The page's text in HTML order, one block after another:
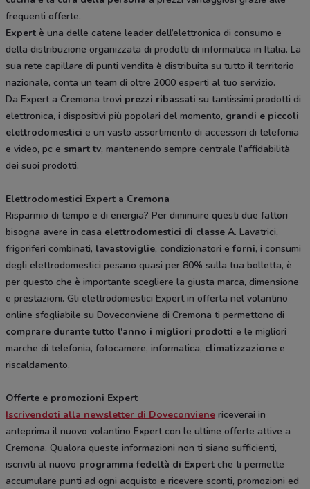
frequenti offerte.
Expert è una delle catene leader dell’elettronica di consumo e
della distribuzione organizzata di prodotti di informatica in Italia. La
sua rete capillare di punti vendita è distribuita su tutto il territorio
nazionale, conta un team di oltre 2000 esperti al tuo servizio.
Da Expert a Cremona trovi prezzi ribassati su tantissimi prodotti di
elettronica, i dispositivi più popolari del momento, grandi e piccoli
elettrodomestici e un vasto assortimento di accessori di telefonia
e video, pc e smart tv, mantenendo sempre centrale l’affidabilità
dei suoi prodotti.
Elettrodomestici Expert a Cremona
Risparmio di tempo e di energia? Per diminuire questi due fattori
bisogna avere in casa elettrodomestici di classe A. Lavatrici,
frigoriferi combinati, lavastoviglie, condizionatori eforni, i consumi
degli elettrodomestici pesano quasi per 80% sulla tua bolletta, è
per questo che è importante scegliere la giusta marca, dimensione
e prestazioni. Gli elettrodomestici Expert in offerta nel volantino
online sfogliabile su Doveconviene di Cremona ti permettono di
comprare durante tutto l'anno i migliori prodotti e le migliori
marche di telefonia, fotocamere, informatica, climatizzazione e
riscaldamento.
Offerte e promozioni Expert
Iscrivendoti alla newsletter di Doveconviene riceverai in
anteprima il nuovo volantino Expert con le ultime offerte attive a
Cremona. Qualora queste informazioni non ti siano sufficienti,
iscriviti al nuovo programma fedeltà di Expert che ti permette
accumulare punti ad ogni acquisto e ricevere sconti, promozioni ed